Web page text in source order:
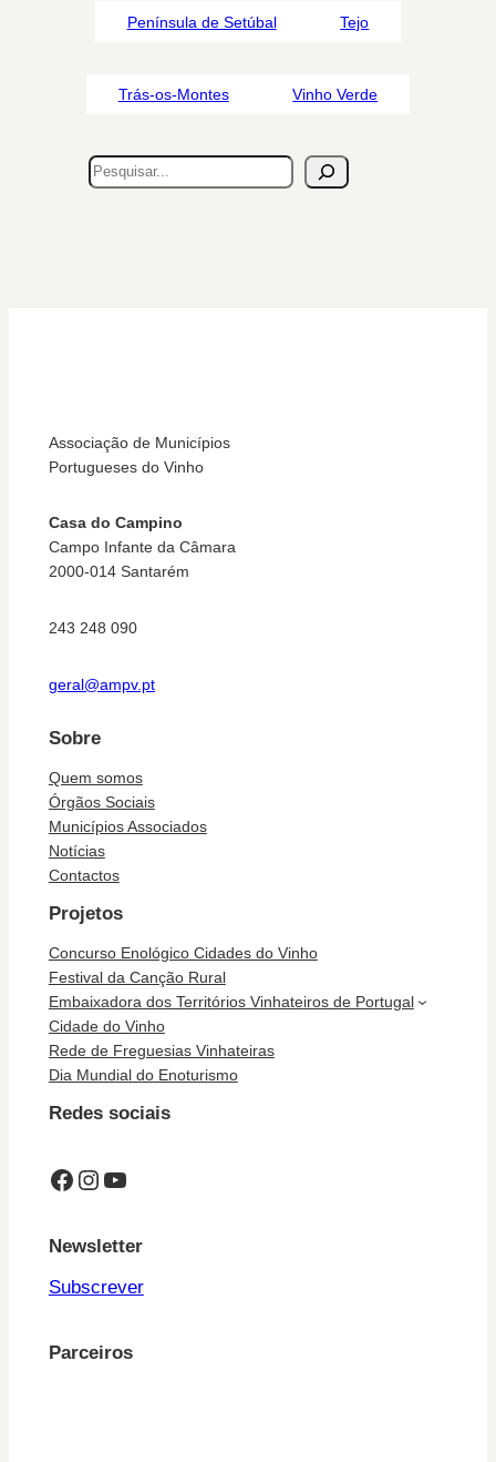
Península de Setúbal Tejo
Trás-os-Montes Vinho Verde
Pesquisar
Associação de Municípios
Portugueses do Vinho
Casa do Campino
Campo Infante da Câmara
2000-014 Santarém
243 248 090
geral@ampv.pt
Sobre
Quem somos
Órgãos Sociais
Municípios Associados
Notícias
Contactos
Projetos
Concurso Enológico Cidades do Vinho
Festival da Canção Rural
Embaixadora dos Territórios Vinhateiros de Portugal
Cidade do Vinho
Rede de Freguesias Vinhateiras
Dia Mundial do Enoturismo
Redes sociais
Facebook Instagram YouTube
Newsletter
Subscrever
Parceiros